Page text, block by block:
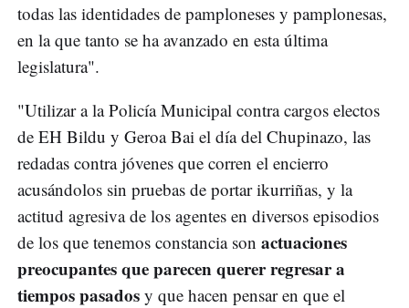
todas las identidades de pamploneses y pamplonesas,
en la que tanto se ha avanzado en esta última
legislatura".
"Utilizar a la Policía Municipal contra cargos electos
de EH Bildu y Geroa Bai el día del Chupinazo, las
redadas contra jóvenes que corren el encierro
acusándolos sin pruebas de portar ikurriñas, y la
actitud agresiva de los agentes en diversos episodios
de los que tenemos constancia son actuaciones
preocupantes que parecen querer regresar a
tiempos pasados y que hacen pensar en que el